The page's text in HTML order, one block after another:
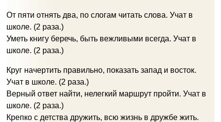
От пяти отнять два, по слогам читать слова. Учат в
школе. (2 раза.)
Уметь книгу беречь, быть вежливыми всегда. Учат в
школе. (2 раза.)
Круг начертить правильно, показать запад и восток.
Учат в школе. (2 раза.)
Верный ответ найти, нелегкий маршрут пройти. Учат в
школе. (2 раза.)
Крепко с детства дружить, всю жизнь в дружбе жить.